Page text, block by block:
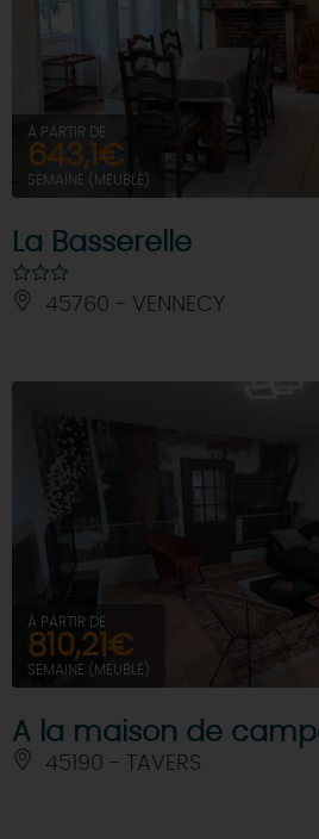
À PARTIR DE
643,1€
SEMAINE (MEUBLÉ)
La Basserelle
45760 - VENNECY
À PARTIR DE
810,21€
SEMAINE (MEUBLÉ)
A la maison de
45190 - TAVERS